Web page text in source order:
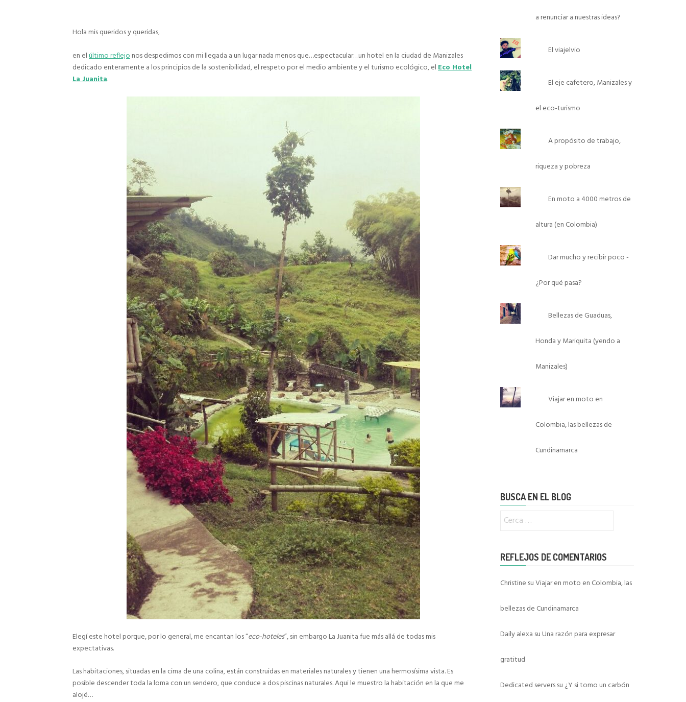
Hola mis queridos y queridas,
en elúltimo reflejonos despedimos con mi llegada a un lugar nada menos que…espectacular…un hotel en la ciudad de Manizales
dedicado enteramente a los principios de la sostenibilidad, el respeto por el medio ambiente y el turismo ecológico, elEco Hotel
La Juanita.
Elegí este hotel porque, por lo general, me encantan los “eco-hoteles”, sin embargo La Juanita fue más allá de todas mis
expectativas.
Las habitaciones, situadas en la cima de una colina, están construidas en materiales naturales y tienen una hermosísima vista. Es
posible descender toda la loma con un sendero, que conduce a dos piscinas naturales. Aqui le muestro la habitación en la que me
alojé…
a renunciar a nuestras ideas?
El viajelvio
El eje cafetero, Manizales y
el eco-turismo
A propósito de trabajo,
riqueza y pobreza
En moto a 4000 metros de
altura (en Colombia)
Dar mucho y recibir poco -
¿Por qué pasa?
Bellezas de Guaduas,
Honda y Mariquita (yendo a
Manizales)
Viajar en moto en
Colombia, las bellezas de
Cundinamarca
BUSCA EN EL BLOG
Ricerca
per:
REFLEJOS DE COMENTARIOS
Christine suViajar en moto en Colombia, las
bellezas de Cundinamarca
Daily alexa suUna razón para expresar
gratitud
Dedicated serverssu ¿Y si tomo un carbón